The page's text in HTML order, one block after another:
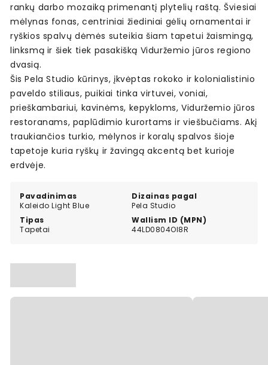
Pavadinimas
Kaleido Light Blue
Dizainas pagal
Pela Studio
Tipas
Tapetai
Wallism ID (MPN)
44LD0804Ol8R
rankų darbo mozaiką primenantį plytelių raštą. Šviesiai
mėlynas fonas, centriniai žiediniai gėlių ornamentai ir
ryškios spalvų dėmės suteikia šiam tapetui žaismingą,
linksmą ir šiek tiek pasakišką Viduržemio jūros regiono
dvasią.
Šis Pela Studio kūrinys, įkvėptas rokoko ir kolonialistinio
paveldo stiliaus, puikiai tinka virtuvei, voniai,
prieškambariui, kavinėms, kepykloms, Viduržemio jūros
restoranams, paplūdimio kurortams ir viešbučiams. Akį
traukiančios turkio, mėlynos ir koralų spalvos šioje
tapetoje kuria ryškų ir žavingą akcentą bet kurioje
erdvėje.